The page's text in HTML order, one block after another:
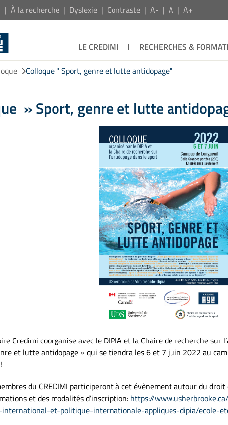
À la recherche Dyslexie Contraste A- A A+
LE CREDIMI RECHERCHES &
Colloque " Sport, genre et lutte antidopage"
» Sport, genre et lutte
Credimi coorganise avec le DIPIA et la Chaire de recherche sur
et lutte antidopage » qui se tiendra les 6 et 7 juin 2022 au
du CREDIMI participeront à cet évènement autour du
et des modalités d’inscription: https://
et-politique-internationale-appliques-dipia/ecole-